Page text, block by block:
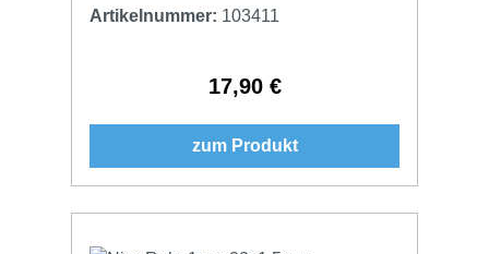
Artikelnummer: 103411
Regulärer Preis:
17,90 €
zum Produkt